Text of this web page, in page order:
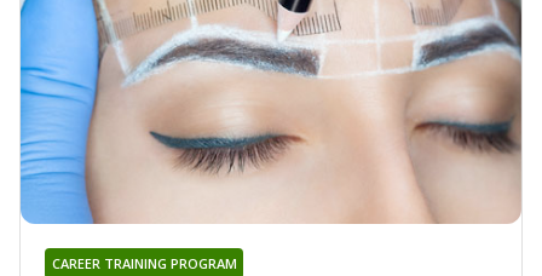
CAREER TRAINING PROGRAM